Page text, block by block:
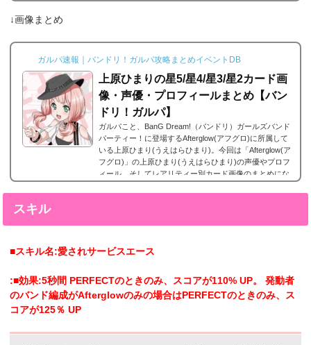
す。エピソードは各キャラクターの詳細にあり、解放す
よ...
↓画像まとめ
ガルパ速報｜バンドリ！ガルパ攻略まとめイベントDB
上原ひまりの星5/星4/星3/星2カード画
像・声優・プロフィールまとめ【バン
ドリ！ガルパ】
ガルパこと、BanG Dream!（バンドリ）ガールズバンド
パーティー！に登場するAfterglow(アフグロ)に所属して
いる上原ひまり(うえはらひまり)。今回は「Afterglow(ア
フグロ)」の上原ひまり(うえはらひまり)の声優やプロフ
ィール、そしてレアリティー別カード画像のまとめにな
スキル
■スキル名:愛されサービスエース
:■効果:5秒間 PERFECTのときのみ、スコアが110% UP。 発動者
のバンド編成がAfterglowのみの場合はPERFECTのときのみ、ス
コアが125％ UP